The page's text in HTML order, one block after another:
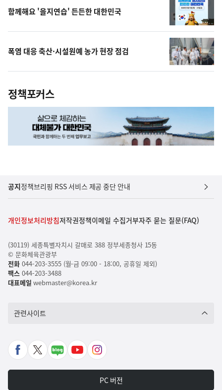
함께해요 '을지연습' 든든한 대한민국
폭염 대응 축산·시설원예 농가 현장 점검
정책포커스
공지정책브리핑 RSS 서비스 제공 중단 안내
개인정보처리방침저작권정책이메일 수집거부자주 묻는 질문(FAQ)
(30119) 세종특별자치시 갈매로 388 정부세종청사 15동
© 문화체육관광부
전화044-203-3555 (월-금 09:00 - 18:00, 공휴일 제외)
팩스 044-203-3488
대표메일 webmaster@korea.kr
관련사이트
페
X
네
유
인
타
그
PC 버전